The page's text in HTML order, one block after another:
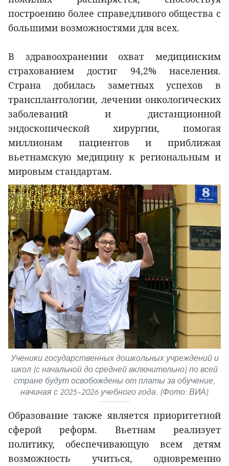
построению более справедливого общества с
большими возможностями для всех.
В здравоохранении охват медицинским
страхованием достиг 94,2% населения.
Страна добилась заметных успехов в
трансплантологии, лечении онкологических
заболеваний и дистанционной
эндоскопической хирургии, помогая
миллионам пациентов и приближая
вьетнамскую медицину к региональным и
мировым стандартам.
Ученики государственных дошкольных учреждений и
школ (с начальной до средней включительно) по всей
стране будут освобождены от платы за обучение,
начиная с 2025–2026 учебного года. (Фото: ВИА)
Образование также является приоритетной
сферой реформ. Вьетнам реализует
политику, обеспечивающую всем детям
возможность учиться, одновременно